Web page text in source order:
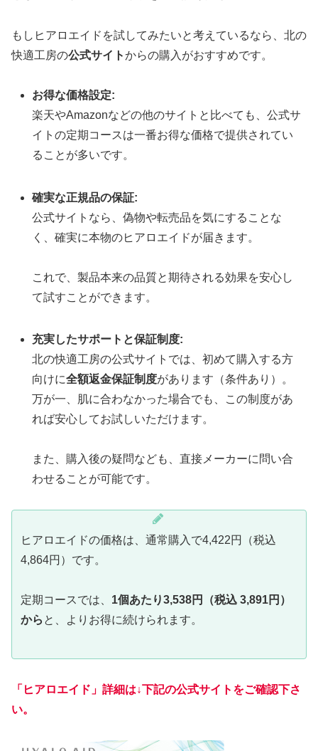
もしヒアロエイドを試してみたいと考えているなら、北の
快適工房の公式サイトからの購入がおすすめです。
お得な価格設定:
楽天やAmazonなどの他のサイトと比べても、公式サ
イトの定期コースは一番お得な価格で提供されてい
ることが多いです。
確実な正規品の保証:
公式サイトなら、偽物や転売品を気にすることな
く、確実に本物のヒアロエイドが届きます。
これで、製品本来の品質と期待される効果を安心し
て試すことができます。
充実したサポートと保証制度:
北の快適工房の公式サイトでは、初めて購入する方
向けに全額返金保証制度があります（条件あり）。
万が一、肌に合わなかった場合でも、この制度があ
れば安心してお試しいただけます。
また、購入後の疑問なども、直接メーカーに問い合
わせることが可能です。
ヒアロエイドの価格は、通常購入で4,422円（税込
4,864円）です。
定期コースでは、 1個あたり3,538円（税込 3,891円）
から と、よりお得に続けられます。
「ヒアロエイド」詳細は↓下記の公式サイトをご確認下さ
い。